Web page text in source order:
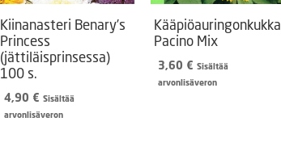
Kiinanasteri Benary’s
Princess
(jättiläisprinsessa)
100 s.
4,90 € Sisältää
arvonlisäveron
Kääpiöauringonkukka
Pacino Mix
3,60 € Sisältää
arvonlisäveron